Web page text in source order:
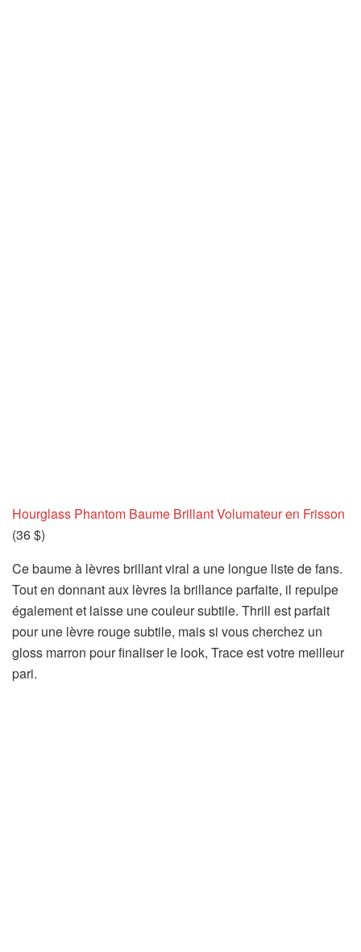
Hourglass Phantom Baume Brillant Volumateur en Frisson
(36 $)
Ce baume à lèvres brillant viral a une longue liste de fans.
Tout en donnant aux lèvres la brillance parfaite, il repulpe
également et laisse une couleur subtile. Thrill est parfait
pour une lèvre rouge subtile, mais si vous cherchez un
gloss marron pour finaliser le look, Trace est votre meilleur
pari.